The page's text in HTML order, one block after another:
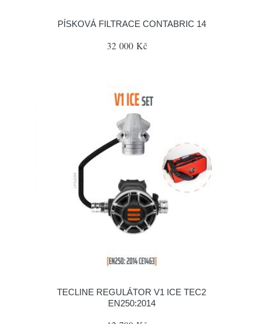
PÍSKOVÁ FILTRACE CONTABRIC 14
32 000 Kč
TECLINE REGULÁTOR V1 ICE TEC2
EN250:2014